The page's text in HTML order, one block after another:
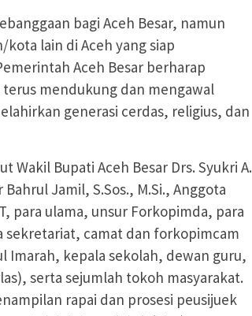
bagi Aceh Besar, namun
lain di Aceh yang siap
Aceh Besar berharap
mendukung dan mengawal
generasi cerdas, religius, dan
Bupati Aceh Besar Drs. Syukri A.
Jamil, S.Sos., M.Si., Anggota
para ulama, unsur Forkopimda, para
sekretariat, camat dan forkopimcam
Imarah, kepala sekolah, dewan guru,
serta sejumlah tokoh masyarakat.
rapai dan prosesi peusijuek